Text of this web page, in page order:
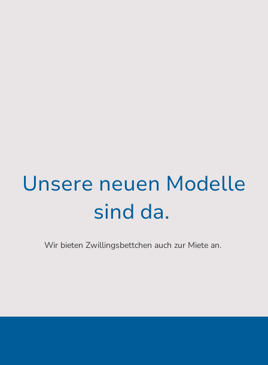
Unsere neuen Modelle
sind da.
Wir bieten Zwillingsbettchen auch zur Miete an.